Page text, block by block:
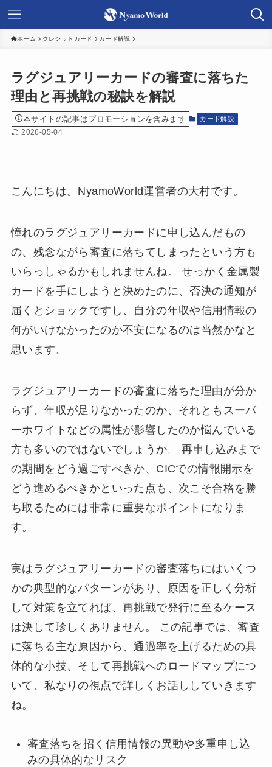
ホーム クレジットカード カード解説
ラグジュアリーカードの審査に落ちた
理由と再挑戦の秘訣を解説
本サイトの記事はプロモーションを含みます カード解説
2026-05-04
こんにちは。NyamoWorld運営者の大村です。
憧れのラグジュアリーカードに申し込んだもの
の、残念ながら審査に落ちてしまったという方も
いらっしゃるかもしれませんね。 せっかく金属製
カードを手にしようと決めたのに、否決の通知が
届くとショックですし、自分の年収や信用情報の
何がいけなかったのか不安になるのは当然かなと
思います。
ラグジュアリーカードの審査に落ちた理由が分か
らず、年収が足りなかったのか、それともスーパ
ーホワイトなどの属性が影響したのか悩んでいる
方も多いのではないでしょうか。 再申し込みまで
の期間をどう過ごすべきか、CICでの情報開示を
どう進めるべきかといった点も、次こそ合格を勝
ち取るためには非常に重要なポイントになりま
す。
実はラグジュアリーカードの審査落ちにはいくつ
かの典型的なパターンがあり、原因を正しく分析
して対策を立てれば、再挑戦で発行に至るケース
は決して珍しくありません。 この記事では、審査
に落ちる主な原因から、通過率を上げるための具
体的な小技、そして再挑戦へのロードマップにつ
いて、私なりの視点で詳しくお話ししていきます
ね。
審査落ちを招く信用情報の異動や多重申し込
みの具体的なリスク